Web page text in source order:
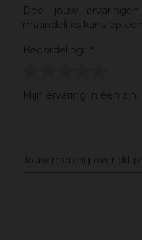
Deel jouw
maandelijks kans op
Beoordeling:
*
Mijn ervaring in één zin:
Jouw mening over dit